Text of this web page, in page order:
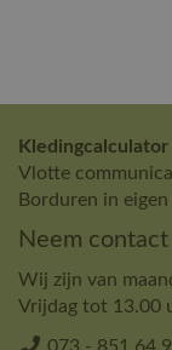
Vlotte
Borduren in
Neem
Wij zijn van
Vrijdag tot 13.00
073 - 851 64